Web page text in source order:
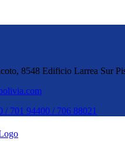
8548 Edificio Larrea Sur
/ 701 94400 / 706 88021